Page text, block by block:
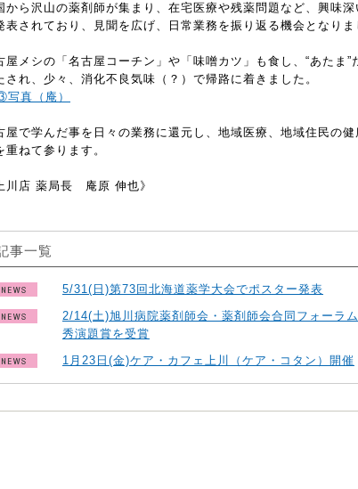
から沢山の薬剤師が集まり、在宅医療や残薬問題など、興味
表されており、見聞を広げ、日常業務を振り返る機会となりま
屋メシの「名古屋コーチン」や「味噌カツ」も食し、“あたま”
され、少々、消化不良気味（？）で帰路に着きました。
屋で学んだ事を日々の業務に還元し、地域医療、地域住民の
重ねて参ります。
川店 薬局長 庵原 伸也》
事一覧
5/31(日)第73回北海道薬学大会でポスター発表
2/14(土)旭川病院薬剤師会・薬剤師会合同フォーラ
秀演題賞を受賞
1月23日(金)ケア・カフェ上川（ケア・コタン）開催